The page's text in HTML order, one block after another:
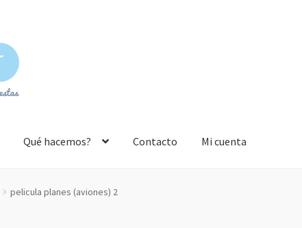
Qué hacemos? Contacto Mi cuenta
pelicula planes (aviones) 2